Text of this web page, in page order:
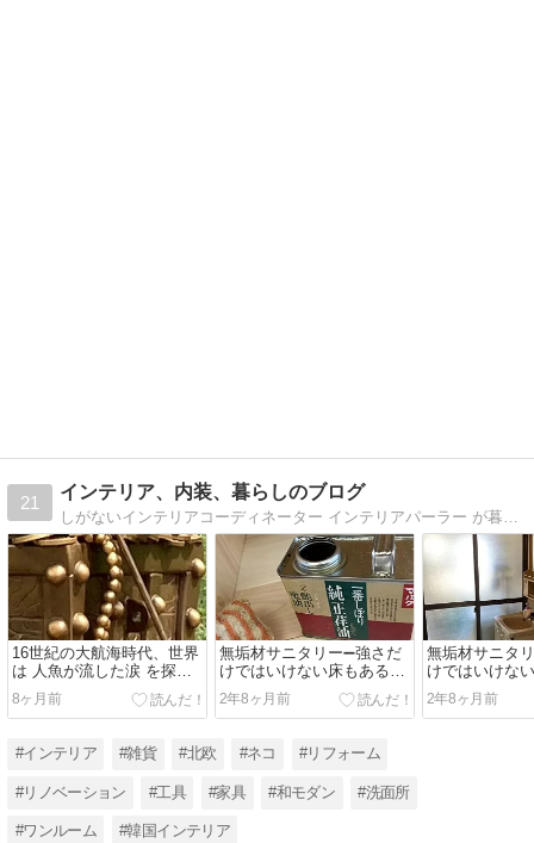
21
インテリア、内装、暮らしのブログ
16世紀の大航海時代、世界
は 人魚が流した涙 を探し
求めた
8ヶ月前
無垢材サニタリー➖強さだ
けではいけない床もある➖
浸透性塗料編
2年8ヶ月前
無垢材サニタ
けではいけな
本編
2年8ヶ月前
#インテリア #雑貨 #北欧 #ネコ #リフォーム
#リノベーション #工具 #家具 #和モダン #洗面所
#ワンルーム #韓国インテリア